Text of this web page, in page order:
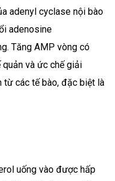
adenyl cyclase nội bào
adenosine
Tăng AMP vòng có
quản và ức chế giải
từ các tế bào, đặc biệt là
uống vào được hấp